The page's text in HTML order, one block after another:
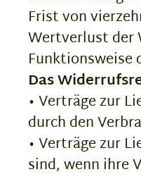
Frist von
Wertverlust der
Funktionsweise
Das
• Verträge zur
durch den
• Verträge zur
sind, wenn ihre